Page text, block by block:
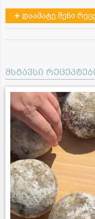
დაამატე შენი
მსგავსი